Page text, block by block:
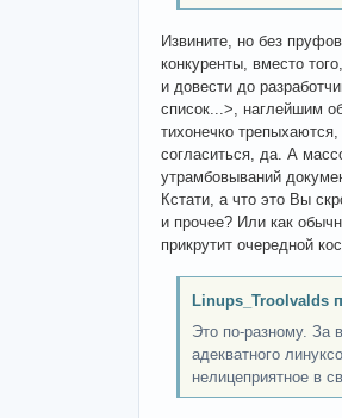
Извините, но без
конкуренты, вместо
и довести до
список...>, наглейшим
тихонечко
согласиться, да. А
утрамбовываний
Кстати, а что это Вы
и прочее? Или как
прикрутит очередной
Linups_Troolvalds
Это по-разному. За
адекватного
нелицеприятное в